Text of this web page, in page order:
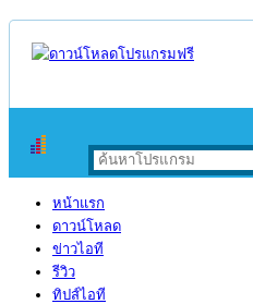
หน้าแรก
ดาวน์โหลด
ข่าวไอที
รีวิว
ทิปส์ไอที